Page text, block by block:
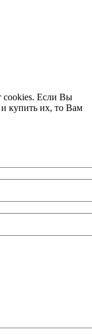
cookies. Если Вы
купить их, то Вам